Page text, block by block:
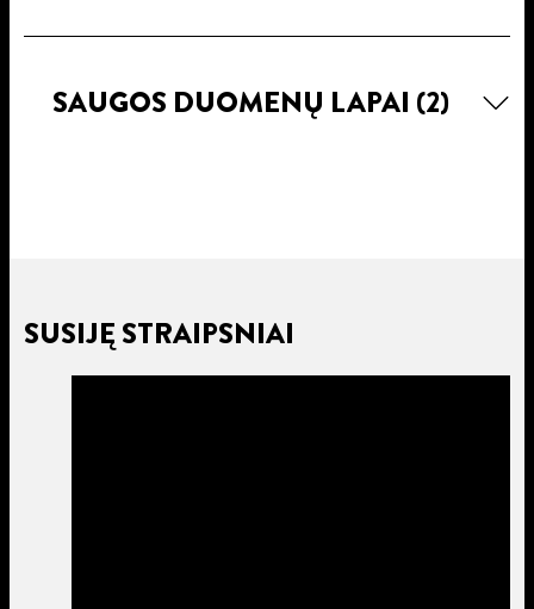
SAUGOS DUOMENŲ LAPAI (2)
SUSIJĘ STRAIPSNIAI